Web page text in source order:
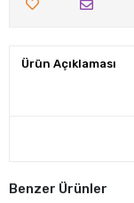
Ürün Açıklaması
Benzer Ürünler